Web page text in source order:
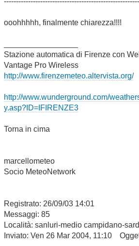
ooohhhhh, finalmente chiarezza!!!!
Stazione automatica di Firenze con
Vantage Pro Wireless
http://www.firenzemeteo.altervista.org/
http://www.wunderground.com/
y.asp?ID=IFIRENZE3
Torna in cima
marcellometeo
Socio MeteoNetwork
Registrato: 26/09/03 14:01
Messaggi: 85
Località: sanluri-medio campidano-
Inviato: Ven 26 Mar 2004, 11:10